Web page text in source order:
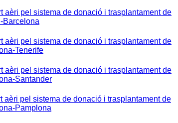
pel sistema de donació i trasplantament de
Barcelona
pel sistema de donació i trasplantament de
Tenerife
pel sistema de donació i trasplantament de
Santander
pel sistema de donació i trasplantament de
Pamplona